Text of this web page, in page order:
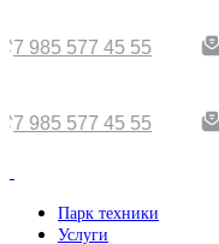
7 985 577 45 55
7 985 577 45 55
Парк техники
Услуги